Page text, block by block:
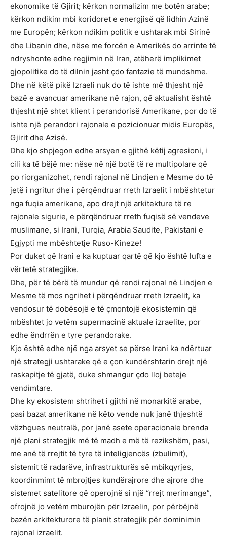
ekonomike të Gjirit; kërkon normalizim me botën arabe;
kërkon ndikim mbi koridoret e energjisë që lidhin Azinë
me Europën; kërkon ndikim politik e ushtarak mbi Sirinë
dhe Libanin dhe, nëse me forcën e Amerikës do arrinte të
ndryshonte edhe regjimin në Iran, atëherë implikimet
gjopolitike do të dilnin jasht çdo fantazie të mundshme.
Dhe në këtë pikë Izraeli nuk do të ishte më thjesht një
bazë e avancuar amerikane në rajon, që aktualisht është
thjesht një shtet klient i perandorisë Amerikane, por do të
ishte një perandori rajonale e pozicionuar midis Europës,
Gjirit dhe Azisë.
Dhe kjo shpjegon edhe arsyen e gjithë këtij agresioni, i
cili ka të bëjë me: nëse në një botë të re multipolare që
po riorganizohet, rendi rajonal në Lindjen e Mesme do të
jetë i ngritur dhe i përqëndruar rreth Izraelit i mbështetur
nga fuqia amerikane, apo drejt një arkitekture të re
rajonale sigurie, e përqëndruar rreth fuqisë së vendeve
muslimane, si Irani, Turqia, Arabia Saudite, Pakistani e
Egjypti me mbështetje Ruso-Kineze!
Por duket që Irani e ka kuptuar qartë që kjo është lufta e
vërtetë strategjike.
Dhe, për të bërë të mundur që rendi rajonal në Lindjen e
Mesme të mos ngrihet i përqëndruar rreth Izraelit, ka
vendosur të dobësojë e të çmontojë ekosistemin që
mbështet jo vetëm supermacinë aktuale izraelite, por
edhe ëndrrën e tyre perandorake.
Kjo është edhe një nga arsyet se përse Irani ka ndërtuar
një strategji ushtarake që e çon kundërshtarin drejt një
raskapitje të gjatë, duke shmangur çdo lloj beteje
vendimtare.
Dhe ky ekosistem shtrihet i gjithi në monarkitë arabe,
pasi bazat amerikane në këto vende nuk janë thjeshtë
vëzhgues neutralë, por janë asete operacionale brenda
një plani strategjik më të madh e më të rezikshëm, pasi,
me anë të rrejtit të tyre të inteligjencës (zbulimit),
sistemit të radarëve, infrastrukturës së mbikqyrjes,
koordinmimt të mbrojtjes kundërajrore dhe ajrore dhe
sistemet satelitore që operojnë si një “rrejt merimange”,
ofrojnë jo vetëm mburojën për Izraelin, por përbëjnë
bazën arkitekturore të planit strategjik për dominimin
rajonal izraelit.